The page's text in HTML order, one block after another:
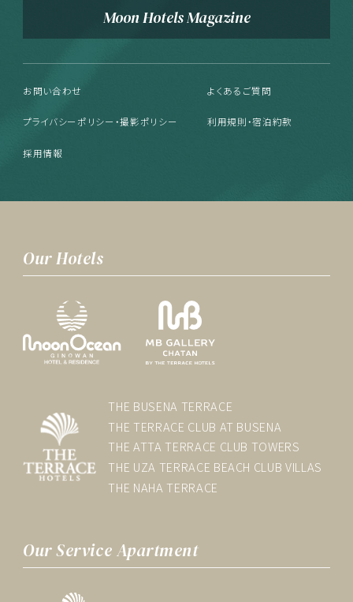
Moon Hotels Magazine
お問い合わせ よくあるご質問
プライバシーポリシー・撮影ポリシー 利用規則・宿泊約款
採用情報
Our Hotels
THE BUSENA TERRACE
THE TERRACE CLUB AT BUSENA
THE ATTA TERRACE CLUB TOWERS
THE UZA TERRACE BEACH CLUB VILLAS
THE NAHA TERRACE
Our Service Apartment